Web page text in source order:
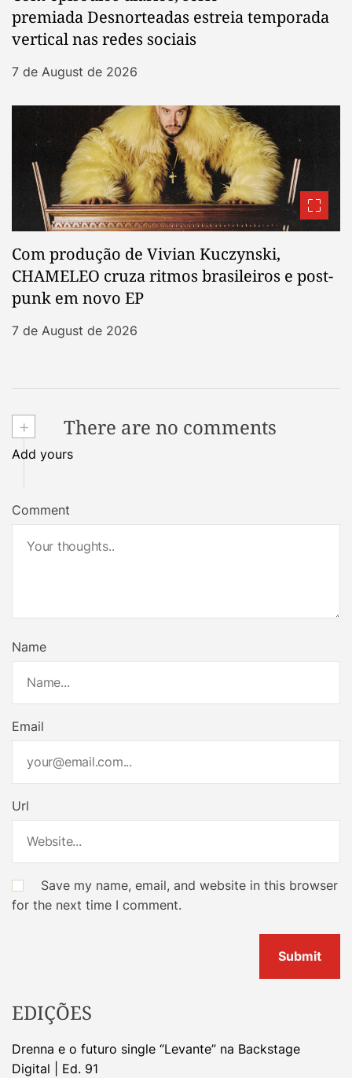
premiada Desnorteadas estreia temporada
vertical nas redes sociais
7 de August de 2026
Com produção de Vivian Kuczynski,
CHAMELEO cruza ritmos brasileiros e post-
punk em novo EP
7 de August de 2026
+ There are no comments
Add yours
Comment
Name
Email
Url
Save my name, email, and website in this browser
for the next time I comment.
EDIÇÕES
Drenna e o futuro single “Levante” na Backstage
Digital | Ed. 91